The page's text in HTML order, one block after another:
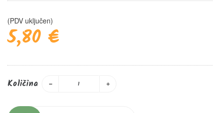
(PDV uključen)
5,80 €
Količina